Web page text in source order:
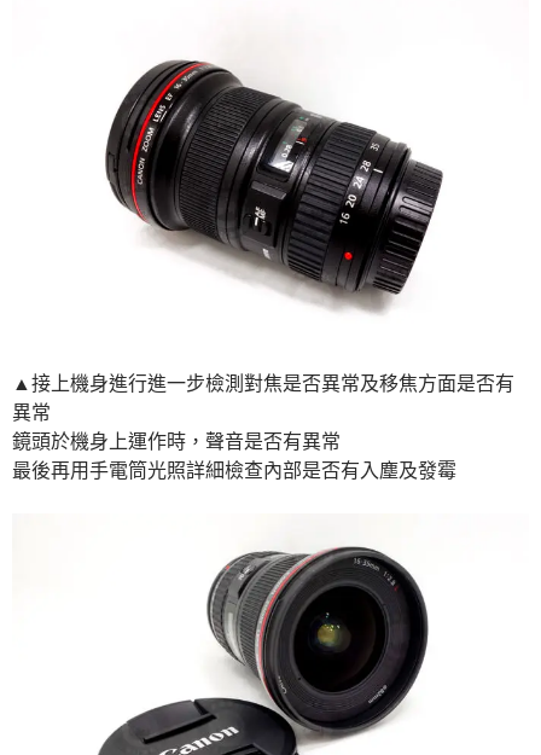
▲接上機身進行進一步檢測對焦是否異常及移焦方面是否有
異常
鏡頭於機身上運作時，聲音是否有異常
最後再用手電筒光照詳細檢查內部是否有入塵及發霉